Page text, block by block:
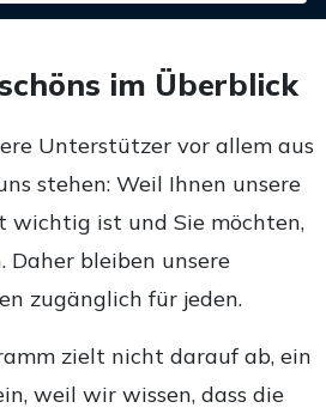
im Überblick
Unterstützer vor allem aus
stehen: Weil Ihnen unsere
wichtig ist und Sie möchten,
Daher bleiben unsere
zugänglich für jeden.
zielt nicht darauf ab, ein
weil wir wissen, dass die